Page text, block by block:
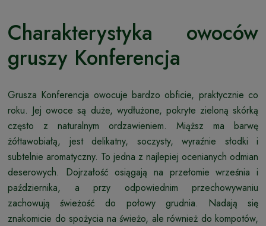
Charakterystyka owoców
gruszy Konferencja
Grusza Konferencja owocuje bardzo obficie, praktycznie co
roku. Jej owoce są duże, wydłużone, pokryte zieloną skórką
często z naturalnym ordzawieniem. Miąższ ma barwę
żółtawobiałą, jest delikatny, soczysty, wyraźnie słodki i
subtelnie aromatyczny. To jedna z najlepiej ocenianych odmian
deserowych. Dojrzałość osiągają na przełomie września i
października, a przy odpowiednim przechowywaniu
zachowują świeżość do połowy grudnia. Nadają się
znakomicie do spożycia na świeżo, ale również do kompotów,